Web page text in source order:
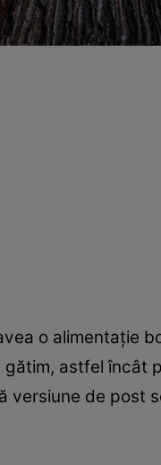
o alimentaţie
astfel încât
versiune de post